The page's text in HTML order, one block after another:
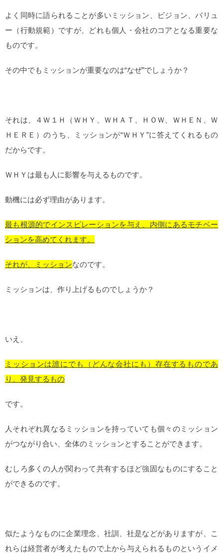
よく同時に語られることが多いミッション、ビジョン、バリュ
ー（行動規範）ですが、どれも個人・会社のコアとなる重要な
ものです。
その中でもミッションが重要なのは“なぜ”でしょうか？
それは、４Ｗ１Ｈ（ＷＨＹ、ＷＨＡＴ、ＨＯＷ、ＷＨＥＮ、Ｗ
ＨＥＲＥ）のうち、ミッションが“ＷＨＹ”に答えてくれるもの
だからです。
ＷＨＹは最も人に影響を与えるものです。
動機には必ず理由があります。
最も根源的でインスピレーションを与え、内側にあるモチベー
ションを高めてくれます。
それが、ミッションなのです。
ミッションは、作り上げるものでしょうか？
いえ、
ミッションは誰にでも（どんな会社にも）存在するものであ
り、発見するもの
です。
人それぞれ異なるミッションを持っていても個々のミッション
がつながり合い、全体のミッションとすることができます。
むしろ多くの人が関わって共有するほど強固なものにすること
ができるのです。
似たようなものに企業理念、社訓、社是などがありますが、こ
れらは経営者が考えたもので上から与えられるものというイメ